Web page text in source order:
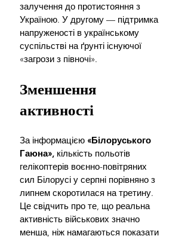
залучення до протистояння з
Україною. У другому — підтримка
напруженості в українському
суспільстві на ґрунті існуючої
«загрози з півночі».
Зменшення
активності
За інформацією «Білоруського
Гаюна», кількість польотів
гелікоптерів воєнно-повітряних
сил Білорусі у серпні порівняно з
липнем скоротилася на третину.
Це свідчить про те, що реальна
активність військових значно
менша, ніж намагаються показати